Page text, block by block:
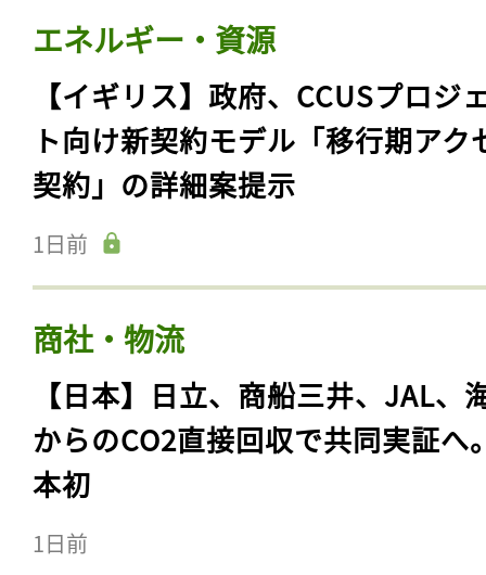
エネルギー・資源
【イギリス】政府、CCUSプロジ
ト向け新契約モデル「移行期アク
契約」の詳細案提示
1日前
商社・物流
【日本】日立、商船三井、JAL、
からのCO2直接回収で共同実証へ
本初
1日前